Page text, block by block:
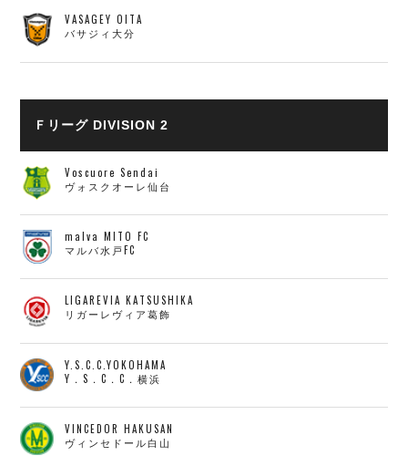
VASAGEY OITA
バサジィ大分
Ｆリーグ DIVISION 2
Voscuore Sendai
ヴォスクオーレ仙台
malva MITO FC
マルバ水戸FC
LIGAREVIA KATSUSHIKA
リガーレヴィア葛飾
Y.S.C.C.YOKOHAMA
Y．S．C．C．横浜
VINCEDOR HAKUSAN
ヴィンセドール白山